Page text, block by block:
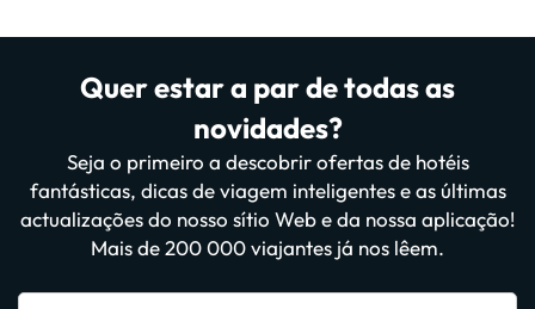
Quer estar a par de todas as
novidades?
Seja o primeiro a descobrir ofertas de hotéis
fantásticas, dicas de viagem inteligentes e as últimas
actualizações do nosso sítio Web e da nossa aplicação!
Mais de 200 000 viajantes já nos lêem.